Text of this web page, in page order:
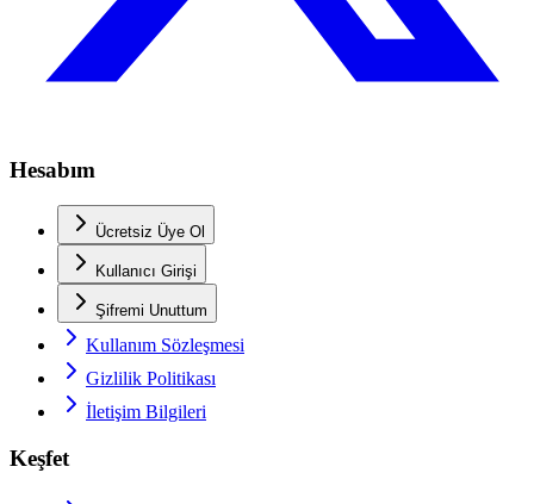
Hesabım
Ücretsiz Üye Ol
Kullanıcı Girişi
Şifremi Unuttum
Kullanım Sözleşmesi
Gizlilik Politikası
İletişim Bilgileri
Keşfet